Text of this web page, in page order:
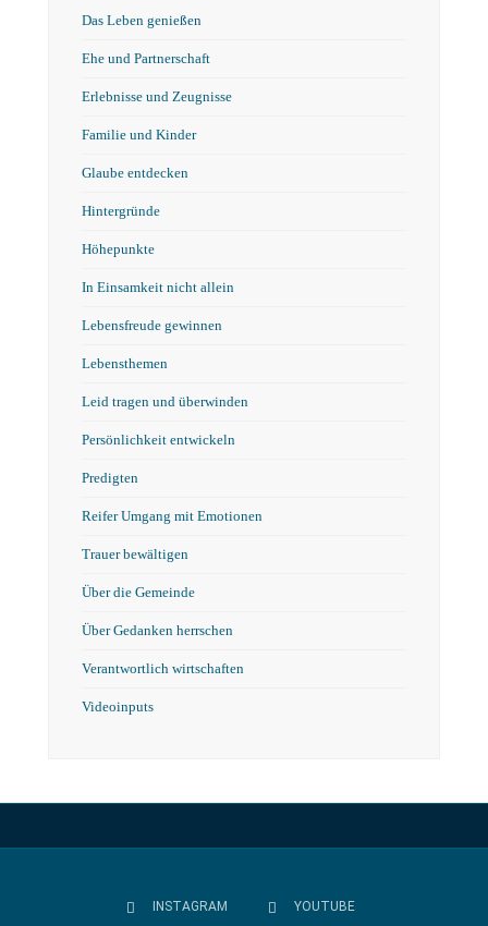
Das Leben genießen
Ehe und Partnerschaft
Erlebnisse und Zeugnisse
Familie und Kinder
Glaube entdecken
Hintergründe
Höhepunkte
In Einsamkeit nicht allein
Lebensfreude gewinnen
Lebensthemen
Leid tragen und überwinden
Persönlichkeit entwickeln
Predigten
Reifer Umgang mit Emotionen
Trauer bewältigen
Über die Gemeinde
Über Gedanken herrschen
Verantwortlich wirtschaften
Videoinputs
INSTAGRAM YOUTUBE